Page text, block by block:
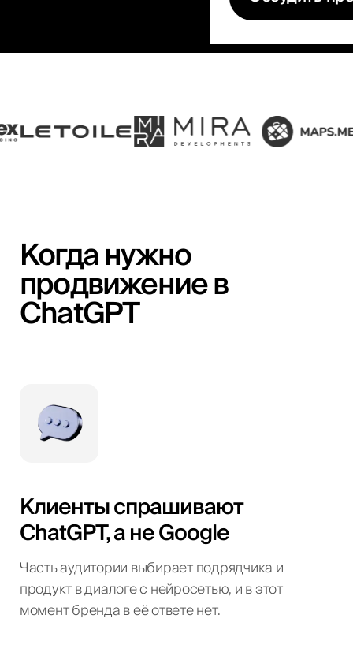
Когда нужно
продвижение в
ChatGPT
Клиенты спрашивают
ChatGPT, а не Google
Часть аудитории выбирает подрядчика и
продукт в диалоге с нейросетью, и в этот
момент бренда в её ответе нет.